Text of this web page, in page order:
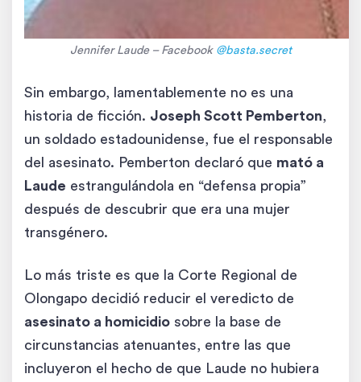
Jennifer Laude – Facebook @basta.secret
Sin embargo, lamentablemente no es una
historia de ficción. Joseph Scott Pemberton,
un soldado estadounidense, fue el responsable
del asesinato. Pemberton declaró que mató a
Laude estrangulándola en “defensa propia”
después de descubrir que era una mujer
transgénero.
Lo más triste es que la Corte Regional de
Olongapo decidió reducir el veredicto de
asesinato a homicidio sobre la base de
circunstancias atenuantes, entre las que
incluyeron el hecho de que Laude no hubiera